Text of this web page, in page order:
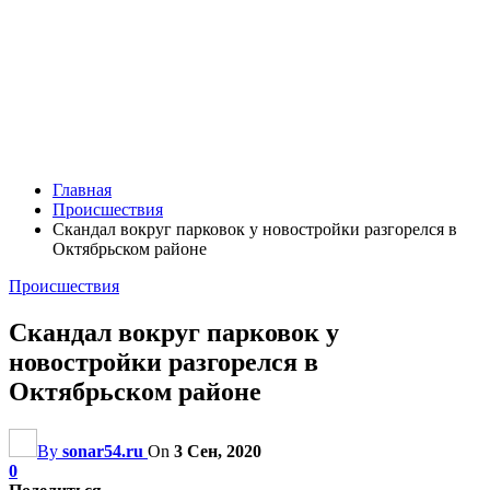
Главная
Происшествия
Скандал вокруг парковок у новостройки разгорелся в
Октябрьском районе
Происшествия
Скандал вокруг парковок у
новостройки разгорелся в
Октябрьском районе
By sonar54.ru On 3 Сен, 2020
0